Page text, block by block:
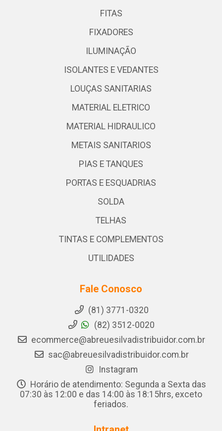
FITAS
FIXADORES
ILUMINAÇÃO
ISOLANTES E VEDANTES
LOUÇAS SANITARIAS
MATERIAL ELETRICO
MATERIAL HIDRAULICO
METAIS SANITARIOS
PIAS E TANQUES
PORTAS E ESQUADRIAS
SOLDA
TELHAS
TINTAS E COMPLEMENTOS
UTILIDADES
Fale Conosco
(81) 3771-0320
(82) 3512-0020
ecommerce@abreuesilvadistribuidor.com.br
sac@abreuesilvadistribuidor.com.br
Instagram
Horário de atendimento: Segunda a Sexta das
07:30 às 12:00 e das 14:00 às 18:15hrs, exceto
feriados.